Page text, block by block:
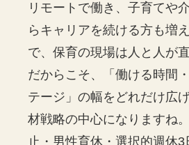
リモートで働き、子育てや
らキャリアを続ける方も増
で、保育の現場は人と人が
だからこそ、「働ける時間
テージ」の幅をどれだけ広
材戦略の中心になりますね
止・男性育休・選択的週休